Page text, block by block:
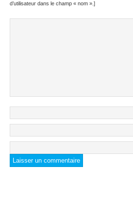
d’utilisateur dans le champ « nom ».]